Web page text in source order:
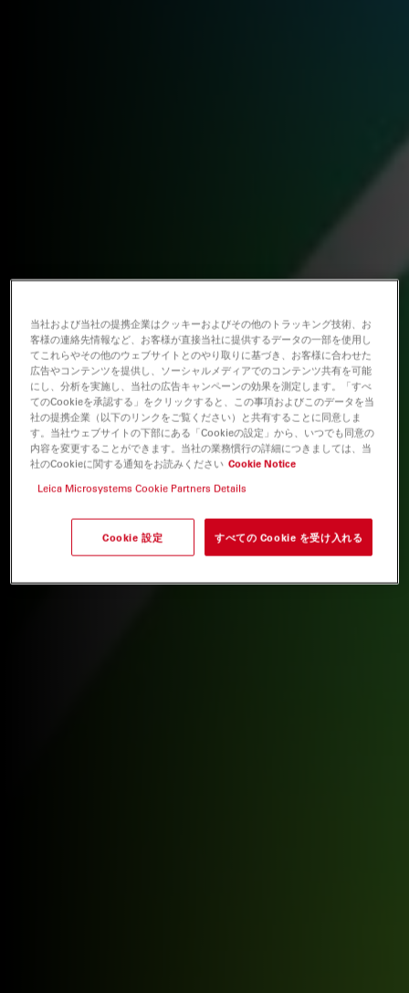
当社および当社の提携企業はクッキーおよびその他のトラッキング技術、お
客様の連絡先情報など、お客様が直接当社に提供するデータの一部を使用し
てこれらやその他のウェブサイトとのやり取りに基づき、お客様に合わせた
広告やコンテンツを提供し、ソーシャルメディアでのコンテンツ共有を可能
にし、分析を実施し、当社の広告キャンペーンの効果を測定します。「すべ
てのCookieを承認する」をクリックすると、この事項およびこのデータを当
社の提携企業（以下のリンクをご覧ください）と共有することに同意しま
す。当社ウェブサイトの下部にある「Cookieの設定」から、いつでも同意の
内容を変更することができます。当社の業務慣行の詳細につきましては、当
社のCookieに関する通知をお読みください Cookie Notice
Leica Microsystems Cookie Partners Details
Cookie 設定 すべての Cookie を受け入れる